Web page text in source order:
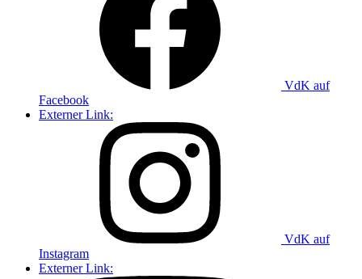
VdK auf
Facebook
Externer Link:
VdK auf
Instagram
Externer Link: